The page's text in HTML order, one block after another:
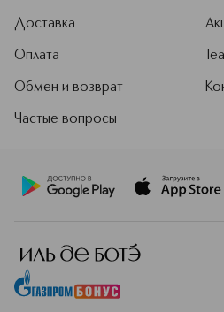
Доставка
Оплата
Обмен и возврат
Частые вопросы